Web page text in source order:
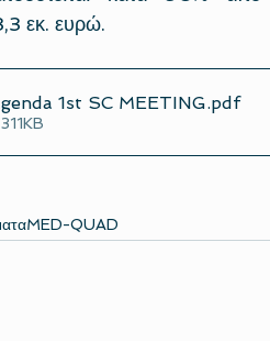
εκ. ευρώ.
1st SC MEETING.pdf
MED-QUAD